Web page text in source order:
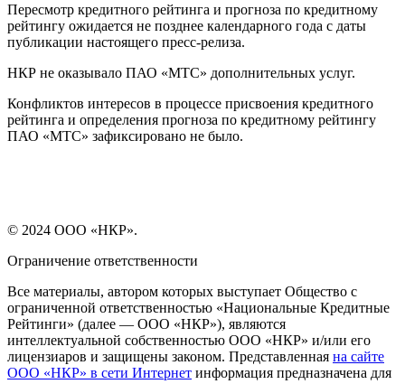
Пересмотр кредитного рейтинга и прогноза по кредитному
рейтингу ожидается не позднее календарного года с даты
публикации настоящего пресс-релиза.
НКР не оказывало ПАО «МТС» дополнительных услуг.
Конфликтов интересов в процессе присвоения кредитного
рейтинга и определения прогноза по кредитному рейтингу
ПАО «МТС» зафиксировано не было.
© 2024 ООО «НКР».
Ограничение ответственности
Все материалы, автором которых выступает Общество с
ограниченной ответственностью «Национальные Кредитные
Рейтинги» (далее — ООО «НКР»), являются
интеллектуальной собственностью ООО «НКР» и/или его
лицензиаров и защищены законом. Представленная на сайте
ООО «НКР» в сети Интернет информация предназначена для